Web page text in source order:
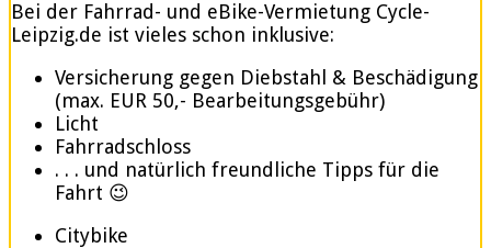
Bei der Fahrrad- und eBike-Vermietung Cycle-
Leipzig.de ist vieles schon inklusive:
Versicherung gegen Diebstahl & Beschädigung
(max. EUR 50,- Bearbeitungsgebühr)
Licht
Fahrradschloss
. . . und natürlich freundliche Tipps für die
Fahrt 😉
Citybike